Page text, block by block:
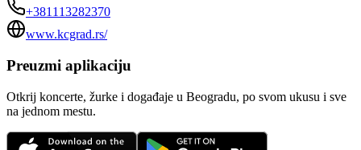
+381113282370
www.kcgrad.rs/
Preuzmi aplikaciju
Otkrij koncerte, žurke i događaje u Beogradu, po svom ukusu i sve
na jednom mestu.